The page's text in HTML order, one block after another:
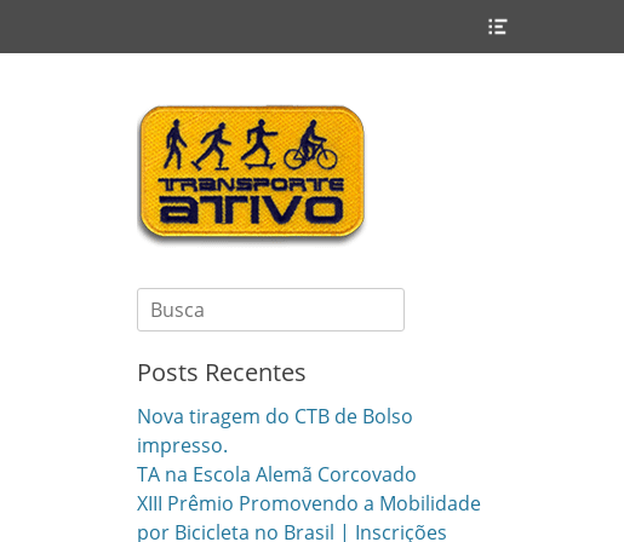
Search
for:
Posts Recentes
Nova tiragem do CTB de Bolso
impresso.
TA na Escola Alemã Corcovado
XIII Prêmio Promovendo a Mobilidade
por Bicicleta no Brasil | Inscrições